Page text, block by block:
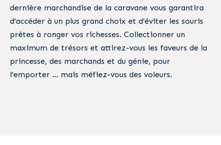
dernière marchandise de la caravane vous garantira
d’accéder à un plus grand choix et d’éviter les souris
prêtes à ronger vos richesses. Collectionner un
maximum de trésors et attirez-vous les faveurs de la
princesse, des marchands et du génie, pour
l’emporter … mais méfiez-vous des voleurs.